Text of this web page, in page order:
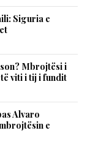
Siguria e
Mbrojtësi i
viti i tij i fundit
Alvaro
e